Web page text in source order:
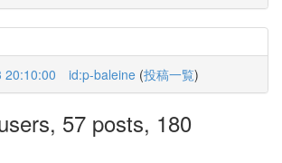
20:10:00 id:p-baleine (投稿一覧)
57 posts, 180